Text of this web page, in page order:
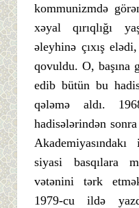
kommunizmdə
xəyal qırıqlığı
əleyhinə çıxış
qovuldu. O, başına
edib bütün bu
qələmə aldı.
hadisələrindən
siyasi basqılara
vətənini tərk
1979-cu ildə